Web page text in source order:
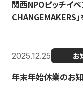
関西NPOピッチイ
CHANGEMAKERS」
2025.12.25 お
年末年始休業のお